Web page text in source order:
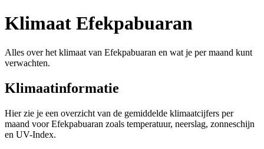
Klimaat Efekpabuaran
Alles over het klimaat van Efekpabuaran en wat je per maand kunt
verwachten.
Klimaatinformatie
Hier zie je een overzicht van de gemiddelde klimaatcijfers per
maand voor Efekpabuaran zoals temperatuur, neerslag, zonneschijn
en UV-Index.